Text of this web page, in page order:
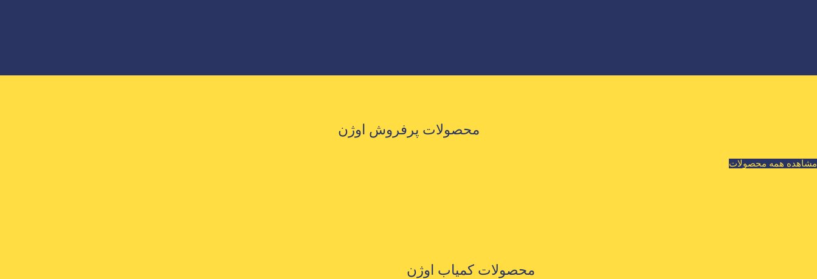
محصولات پرفروش اوژن
مشاهده همه محصولات
محصولات کمیاب اوژن